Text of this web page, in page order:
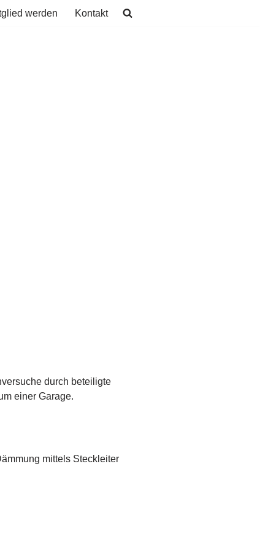
werden Kontakt
durch beteiligte
einer Garage.
mittels Steckleiter